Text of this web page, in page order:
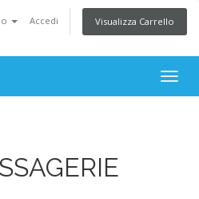
Accedi Visualizza Carrello